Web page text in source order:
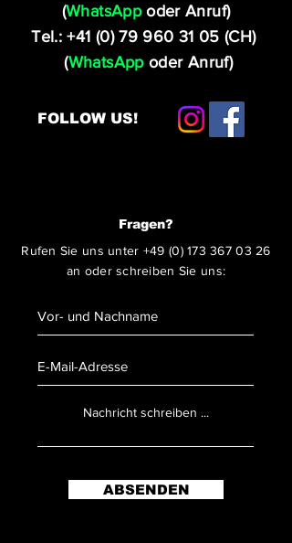
(WhatsAppoder Anruf)
Tel.:+41 (0) 79 960 31 05 (CH)
(WhatsAppoder Anruf)
FOLLOW US!
Fragen?
Rufen Sie uns unter +49 (0) 173 367 03 26
an oder schreiben Sie uns:
ABSENDEN